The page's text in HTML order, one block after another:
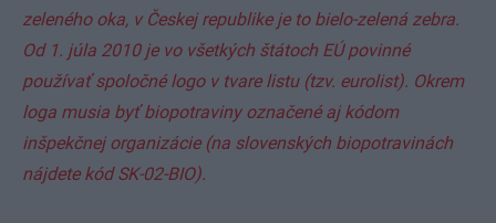
zeleného oka, v Českej republike je to bielo-zelená zebra.
Od 1. júla 2010 je vo všetkých štátoch EÚ povinné
používať spoločné logo v tvare listu (tzv. eurolist). Okrem
loga musia byť biopotraviny označené aj kódom
inšpekčnej organizácie (na slovenských biopotravinách
nájdete kód SK-02-BIO).